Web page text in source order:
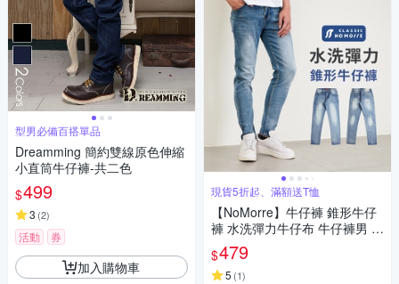
型男必備百搭單品
Dreamming 簡約雙線原色伸縮
小直筒牛仔褲-共二色
$499
3 (2)
活動 券
加入購物車
現貨5折起、滿額送T恤
【NoMorre】牛仔褲 錐形牛仔
褲 水洗彈力牛仔布 牛仔褲男 牛
仔長褲 台灣現貨 M-3L #5738
$479
5 (1)